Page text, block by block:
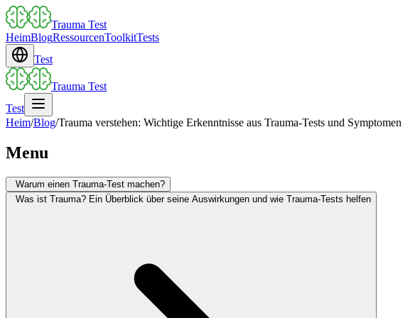
Trauma Test
HeimBlogRessourcenToolkitTests
Test
Trauma Test
Test
Heim/Blog/Trauma verstehen: Wichtige Erkenntnisse aus Trauma-Tests und Symptomen
Menu
Warum einen Trauma-Test machen?
Was ist Trauma? Ein Überblick über seine Auswirkungen und wie Trauma-Tests helfen